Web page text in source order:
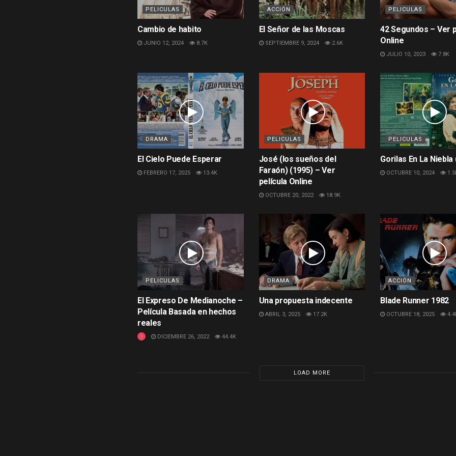
PELICULAS
Cambio de habito
JUNIO 12, 2024 8.7K
ACCIÓN
El Señor de las Moscas
SEPTIEMBRE 9, 2024 2.6K
PELICULAS
42 Segundos – Ver
Online
JULIO 10, 2023 7.8K
DRAMA
El Cielo Puede Esperar
FEBRERO 17, 2025 13.4K
PELICULAS
José (los sueños del
Faraón) (1995) – Ver
película Online
OCTUBRE 20, 2022 18.9K
PELICULAS
Gorilas En La Niebla
OCTUBRE 10, 2024
PELICULAS
El Expreso De Medianoche –
Película Basada en hechos
reales
DICIEMBRE 26, 2022 44.4K
DRAMA
Una propuesta indecente
ABRIL 3, 2025 17.2K
ACCIÓN
Blade Runner 1982
OCTUBRE 18, 2025
LOAD MORE